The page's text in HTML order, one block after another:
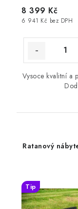
6 941 Kč bez DPH
8 399 Kč
Vysoce kvalitní a
Ratanový
Tip